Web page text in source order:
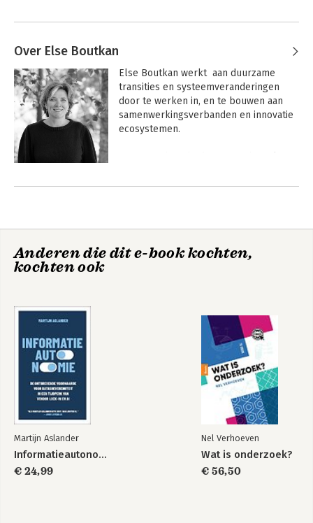
Over Else Boutkan
Else Boutkan werkt  aan duurzame
transities en systeemveranderingen
door te werken in, en te bouwen aan
samenwerkingsverbanden en innovatie
ecosystemen.
duurzaamheid nog in de
economie nog niet bestonden. Zij nam
te doen en ontwikkelde zicht tot expert
Andere boeken door Else Boutkan
Groen en gevangen
Innoveren met Labs
Bekijk alle boeken
Anderen die dit e-book kochten,
kochten ook
Martijn Aslander
Informatieautonomie
€ 24,99
Nel Verhoeven
Wat is onderzoek?
€ 56,50